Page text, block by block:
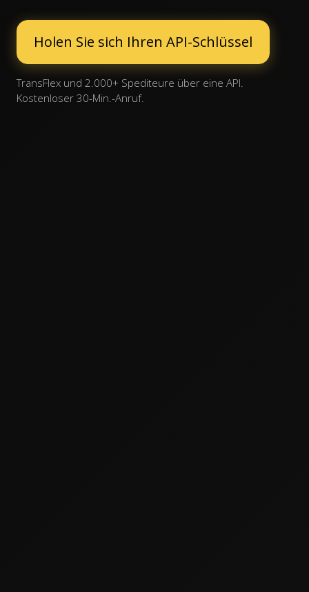
Holen Sie sich Ihren API-Schlüssel
TransFlex und 2.000+ Spediteure über eine API.
Kostenloser 30-Min.-Anruf.